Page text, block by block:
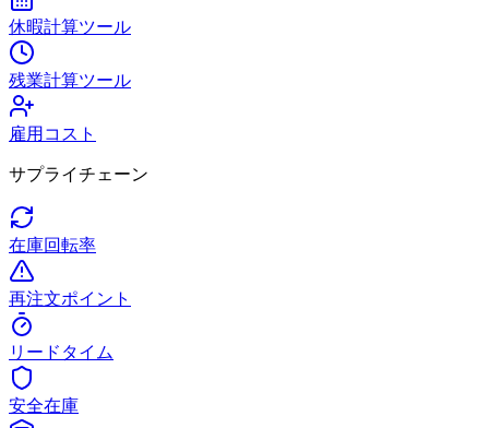
休暇計算ツール
残業計算ツール
雇用コスト
サプライチェーン
在庫回転率
再注文ポイント
リードタイム
安全在庫